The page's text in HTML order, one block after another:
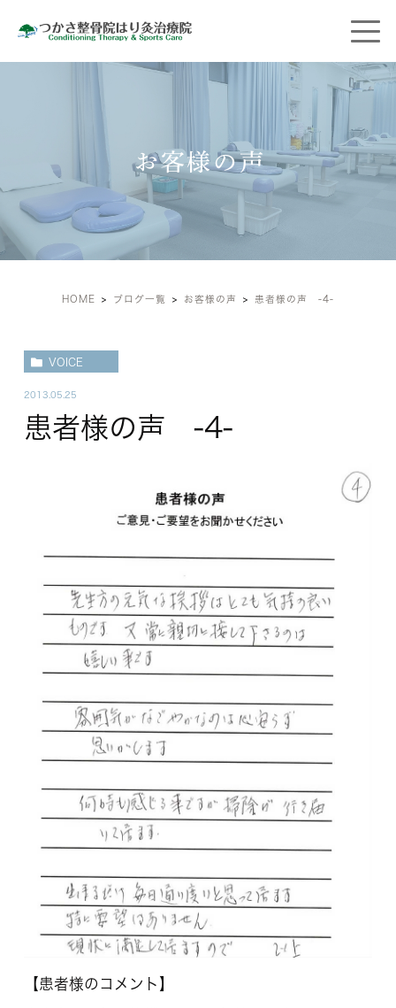
お客様の声
HOME ブログ一覧 お客様の声 患者様の声 -4-
VOICE
2013.05.25
患者様の声 -4-
【患者様のコメント】